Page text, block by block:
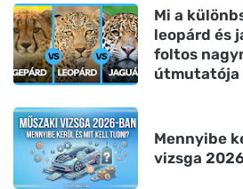
Mi a
leopárd és
foltos
útmutatója
Mennyibe
vizsga